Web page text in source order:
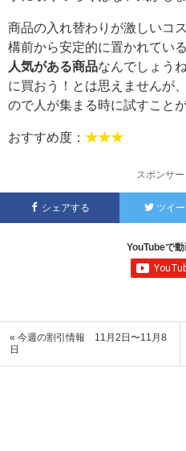
商品の入れ替わりが激しいコ
構前から安定的に置かれてい
人気がある商品なんでしょう
に買おう！とは思えませんが
ので人が集まる時に試すこと
おすすめ度： ★★★
スポンサ
シェアする ツイ
YouTubeで動
« 今週の割引情報 11月2日〜11月8
日